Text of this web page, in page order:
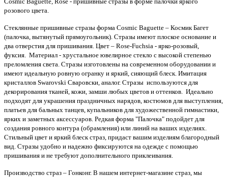
розового цвета.
Стеклянные пришивные стразы форма Cosmic Baguette – Космик Багет
(палочка, вытянутый прямоугольник). Стразы имеют плоское основание и
два отверстия для пришивания. Цвет – Rose-Fuchsia - ярко-розовый,
фуксия. Материал - хрустальное ювелирное стекло с высокой степенью
преломления света. Стразы изготовлены на современном оборудовании и
имеют идеальную ровную огранку и яркий, сияющий блеск. Имитация
кристаллов Swarovski Сваровски, аналог. Стразы используются для
декорирования тканей, кожи, замши любых цветов и оттенков. Идеально
подходят для украшения праздничных нарядов, костюмов для выступления,
платьев для бальных танцев, купальников для художественной гимнастики,
ярких и заметных аксессуаров. Редкая форма "Палочка" подойдет для
создания ровного контура (обрамления) или линий на ваших изделиях.
Стильный цвет и яркий блеск страз, придаст вашим изделиям благородный
вид. Стразы удобно и надежно фиксируются на одежде с помощью
пришивания и не требуют дополнительного приклеивания.
Производство страз – Гонконг. В нашем интернет-магазине страз, мы